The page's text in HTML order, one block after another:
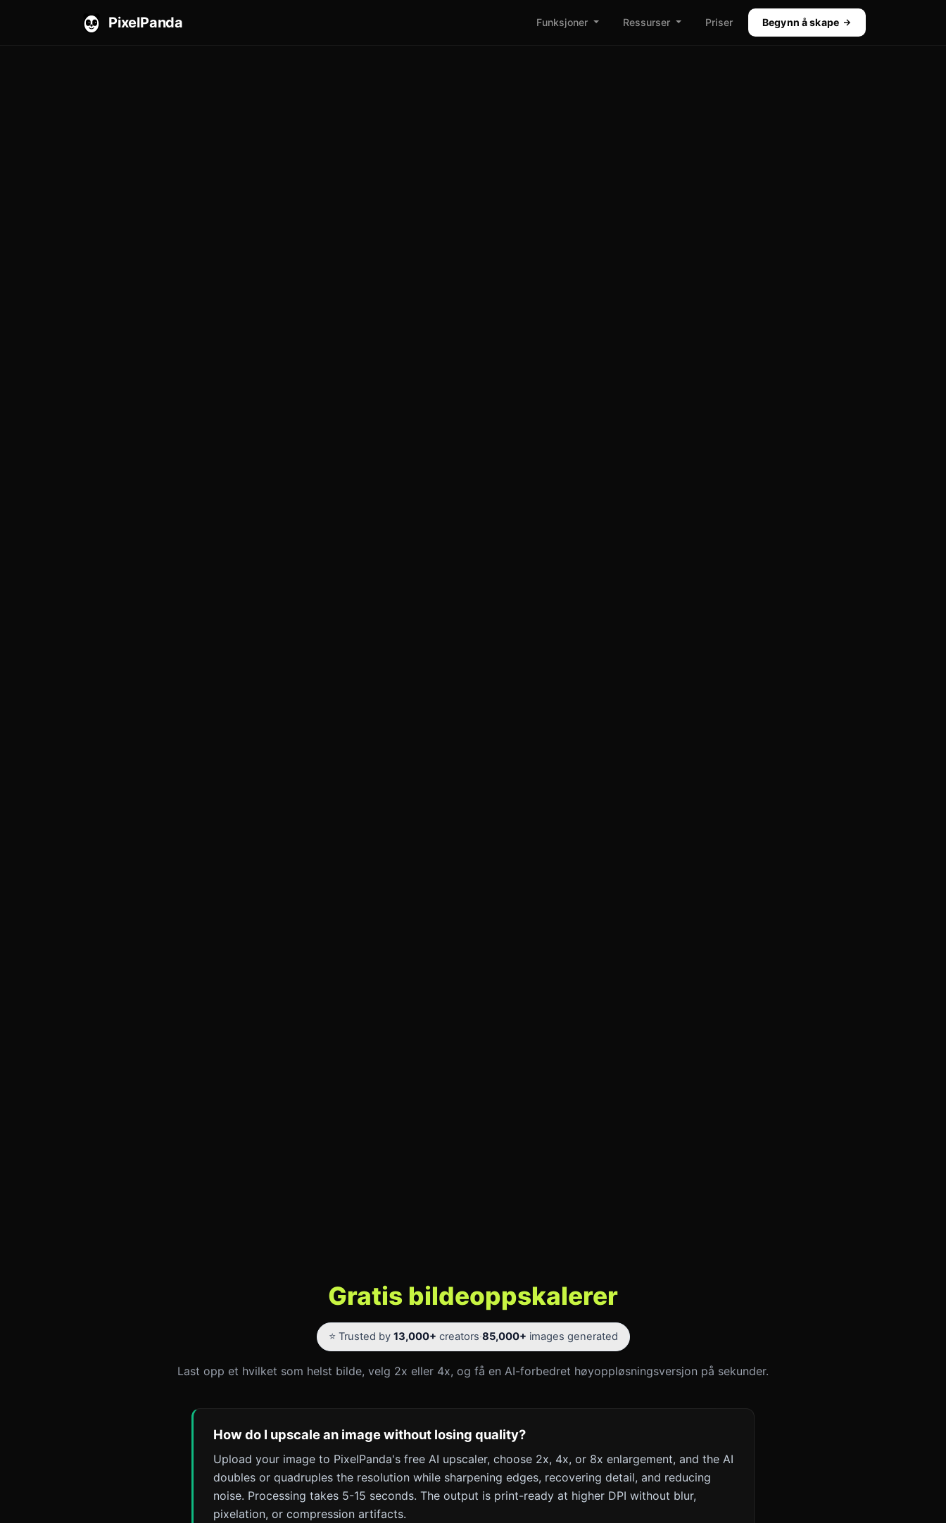
PixelPanda Funksjoner Ressurser Priser Begynn å skape
Gratis bildeoppskalerer
⭐ Trusted by 13,000+ creators·85,000+ images generated
Last opp et hvilket som helst bilde, velg 2x eller 4x, og få en AI-forbedret høyoppløsningsversjon på sekunder.
How do I upscale an image without losing quality?
Upload your image to PixelPanda's free AI upscaler, choose 2x, 4x, or 8x enlargement, and the AI
doubles or quadruples the resolution while sharpening edges, recovering detail, and reducing
noise. Processing takes 5-15 seconds. The output is print-ready at higher DPI without blur,
pixelation, or compression artifacts.